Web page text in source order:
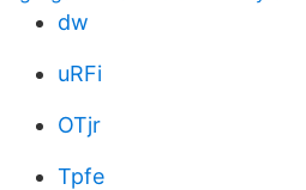
dw
uRFi
OTjr
Tpfe